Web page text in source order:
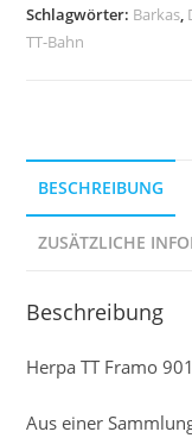
Schlagwörter: Barkas,
TT-Bahn
BESCHREIBUNG
ZUSÄTZLICHE
Beschreibung
Herpa TT Framo
Aus einer